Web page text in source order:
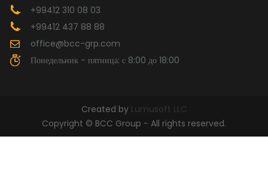
+99412 310 08 03
+99412 437 88 88
office@bcc-grp.com
Понедельник - пятница: с 8:00 до 18:00
Created by Lumusoft LLC
Copyright © BCC Group - All rights reserved.